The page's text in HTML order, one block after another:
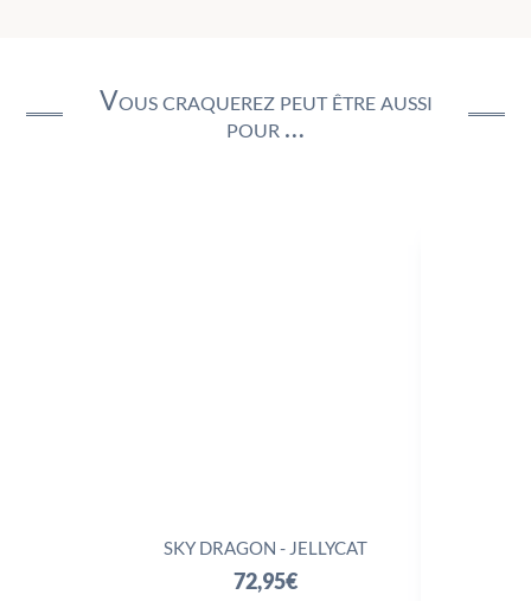
Vous craquerez peut être aussi
pour …
SKY DRAGON - JELLYCAT
72,95€